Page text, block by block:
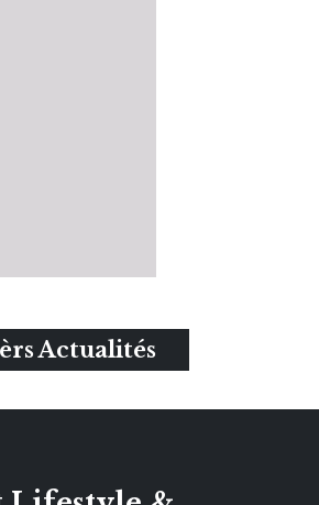
Actualités